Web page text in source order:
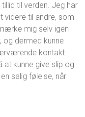
til verden. Jeg har
videre til andre, som
mig selv igen
og dermed kunne
kontakt
at kunne give slip og
salig følelse, når